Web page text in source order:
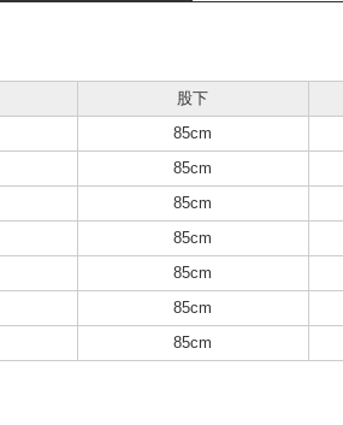
股下
85cm
85cm
85cm
85cm
85cm
85cm
85cm